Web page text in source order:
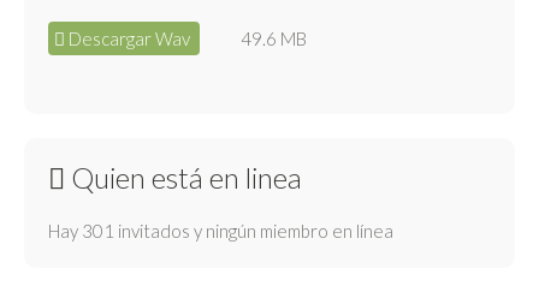
Descargar Wav 49.6 MB
Quien está en linea
Hay 301 invitados y ningún miembro en línea